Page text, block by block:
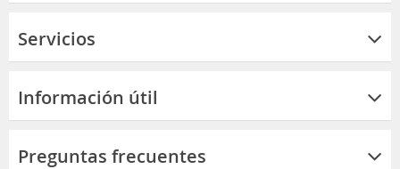
Servicios
Información útil
Preguntas frecuentes